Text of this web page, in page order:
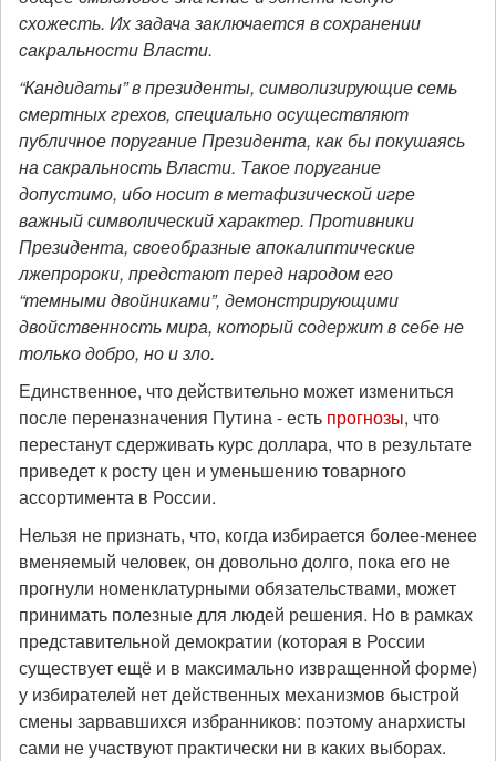
схожесть. Их задача заключается в сохранении
сакральности Власти.
“Кандидаты” в президенты, символизирующие семь
смертных грехов, специально осуществляют
публичное поругание Президента, как бы покушаясь
на сакральность Власти. Такое поругание
допустимо, ибо носит в метафизической игре
важный символический характер. Противники
Президента, своеобразные апокалиптические
лжепророки, предстают перед народом его
“темными двойниками”, демонстрирующими
двойственность мира, который содержит в себе не
только добро, но и зло.
Единственное, что действительно может измениться
после переназначения Путина - есть прогнозы, что
перестанут сдерживать курс доллара, что в результате
приведет к росту цен и уменьшению товарного
ассортимента в России.
Нельзя не признать, что, когда избирается более-менее
вменяемый человек, он довольно долго, пока его не
прогнули номенклатурными обязательствами, может
принимать полезные для людей решения. Но в рамках
представительной демократии (которая в России
существует ещё и в максимально извращенной форме)
у избирателей нет действенных механизмов быстрой
смены зарвавшихся избранников: поэтому анархисты
сами не участвуют практически ни в каких выборах.